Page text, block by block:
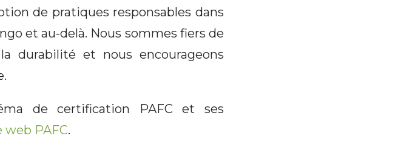
de pratiques responsables dans
et au-delà. Nous sommes fiers de
durabilité et nous encourageons
de certification PAFC et ses
web PAFC.